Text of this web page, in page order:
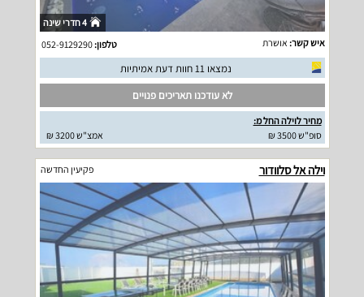
4 חדרי שינה
איש קשר: אושרת טלפון:052-9129290
נמצאו 11 חוות דעת אמיתיות
לא עודכנו תאריכים פנויים
מחיר לוילה החל מ:
סופ"ש 3500 ₪
אמצ"ש 3200 ₪
וילה אל סלוודור פקיעין החדשה